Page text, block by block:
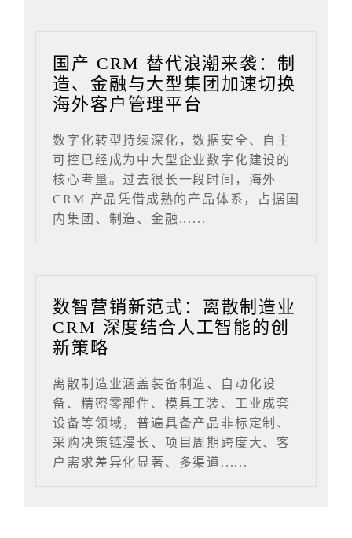
国产 CRM 替代浪潮来袭：制
造、金融与大型集团加速切换
海外客户管理平台
数字化转型持续深化，数据安全、自主
可控已经成为中大型企业数字化建设的
核心考量。过去很长一段时间，海外
CRM 产品凭借成熟的产品体系，占据国
内集团、制造、金融......
数智营销新范式：离散制造业
CRM 深度结合人工智能的创
新策略
离散制造业涵盖装备制造、自动化设
备、精密零部件、模具工装、工业成套
设备等领域，普遍具备产品非标定制、
采购决策链漫长、项目周期跨度大、客
户需求差异化显著、多渠道......